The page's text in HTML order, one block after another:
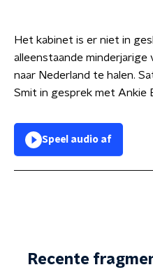
Het kabinet is er niet in
alleenstaande
naar Nederland te halen.
Smit in gesprek met Ankie
Speel audio af
Recente